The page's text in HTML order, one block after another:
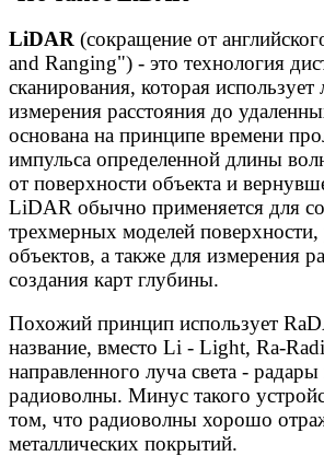
LiDAR (сокращение от
and Ranging") - это технология
сканирования, которая использует
измерения расстояния до
основана на принципе времени
импульса определенной длины
от поверхности объекта и
LiDAR обычно применяется для
трехмерных моделей поверхности,
объектов, а также для измерения
создания карт глубины.
Похожий принцип использует
название, вместо Li - Light, Ra-
направленного луча света -
радиоволны. Минус такого
том, что радиоволны хорошо
металлических покрытий.